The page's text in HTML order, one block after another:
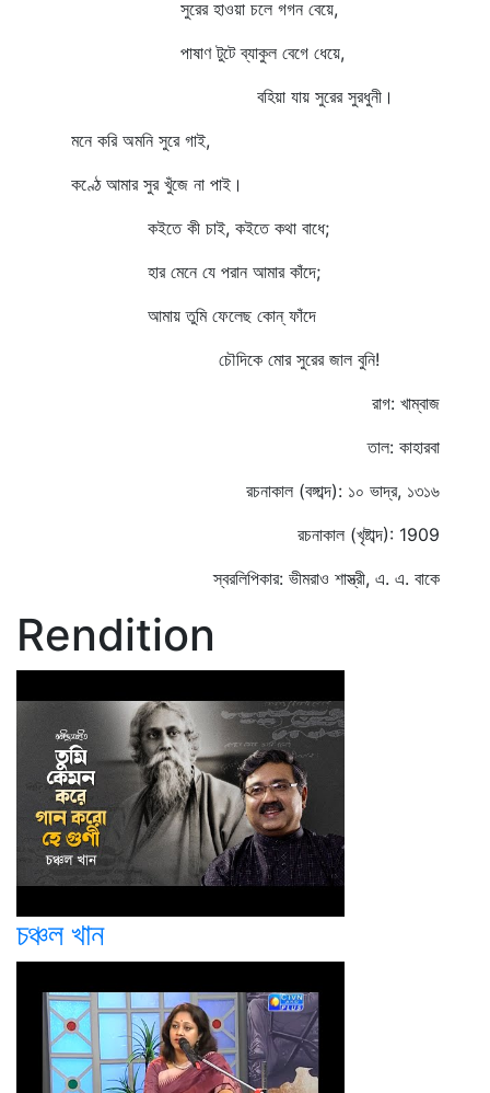
সুরের হাওয়া চলে গগন বেয়ে,
পাষাণ টুটে ব্যাকুল বেগে ধেয়ে,
বহিয়া যায় সুরের সুরধুনী।
মনে করি অমনি সুরে গাই,
কণ্ঠে আমার সুর খুঁজে না পাই।
কইতে কী চাই, কইতে কথা বাধে;
হার মেনে যে পরান আমার কাঁদে;
আমায় তুমি ফেলেছ কোন্‌ ফাঁদে
চৌদিকে মোর সুরের জাল বুনি!
রাগ: খাম্বাজ
তাল: কাহারবা
রচনাকাল (বঙ্গাব্দ): ১০ ভাদ্র, ১৩১৬
রচনাকাল (খৃষ্টাব্দ): 1909
স্বরলিপিকার: ভীমরাও শাস্ত্রী, এ. এ. বাকে
Rendition
চঞ্চল খান